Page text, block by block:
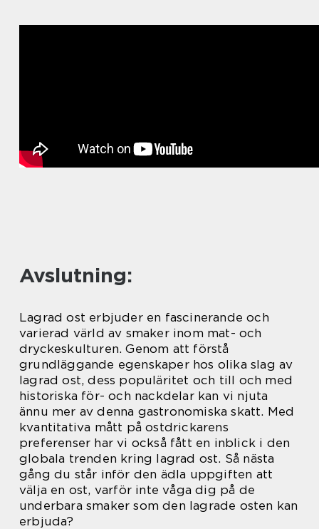
Avslutning:
Lagrad ost erbjuder en fascinerande och
varierad värld av smaker inom mat- och
dryckeskulturen. Genom att förstå
grundläggande egenskaper hos olika slag av
lagrad ost, dess populäritet och till och med
historiska för- och nackdelar kan vi njuta
ännu mer av denna gastronomiska skatt. Med
kvantitativa mått på ostdrickarens
preferenser har vi också fått en inblick i den
globala trenden kring lagrad ost. Så nästa
gång du står inför den ädla uppgiften att
välja en ost, varför inte våga dig på de
underbara smaker som den lagrade osten kan
erbjuda?